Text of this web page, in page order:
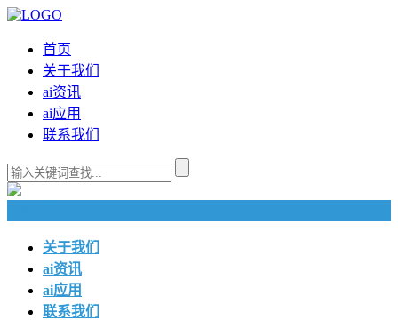
首页
关于我们
ai资讯
ai应用
联系我们
关于我们
ai资讯
ai应用
联系我们